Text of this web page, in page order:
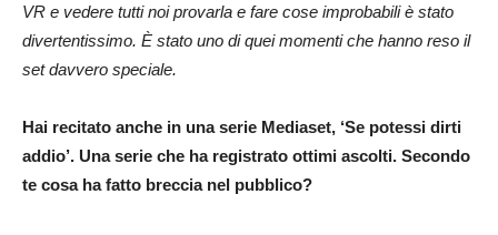
VR e vedere tutti noi provarla e fare cose improbabili è stato
divertentissimo. È stato uno di quei momenti che hanno reso il
set davvero speciale.
Hai recitato anche in una serie Mediaset, ‘Se potessi dirti
addio’. Una serie che ha registrato ottimi ascolti. Secondo
te cosa ha fatto breccia nel pubblico?